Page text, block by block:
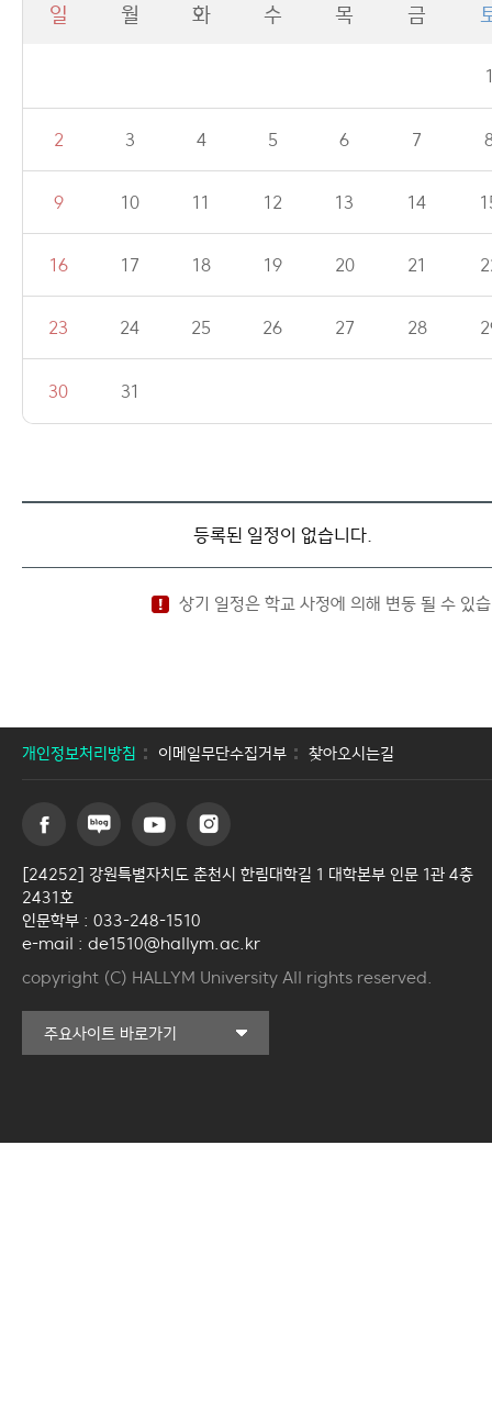
일 월 화 수 목 금
2 3 4 5 6 7
9 10 11 12 13 14
16 17 18 19 20 21
23 24 25 26 27 28
30 31
등록된 일정이 없습니다.
상기 일정은 학교 사정에 의해 변동 될 수 있
개인정보처리방침 이메일무단수집거부 찾아오시는길
[24252] 강원특별자치도 춘천시 한림대학길 1 대학본부 인문 1관 4층
2431호
인문학부 : 033-248-1510
e-mail : de1510@hallym.ac.kr
copyright (C) HALLYM University All rights reserved.
주요사이트 바로가기
커뮤니티교육원
국제학생증신청